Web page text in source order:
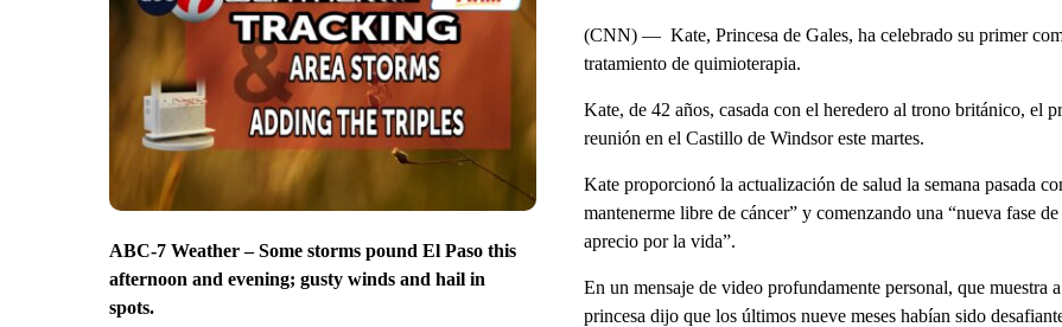
ABC-7 Weather – Some storms pound El Paso this
afternoon and evening; gusty winds and hail in
spots.
(CNN) — Kate, Princesa de Gales, ha celebrado su primer
tratamiento de quimioterapia.
Kate, de 42 años, casada con el heredero al trono británico, el
reunión en el Castillo de Windsor este martes.
Kate proporcionó la actualización de salud la semana pasada
mantenerme libre de cáncer” y comenzando una “nueva fase
aprecio por la vida”.
En un mensaje de video profundamente personal, que
princesa dijo que los últimos nueve meses habían sido